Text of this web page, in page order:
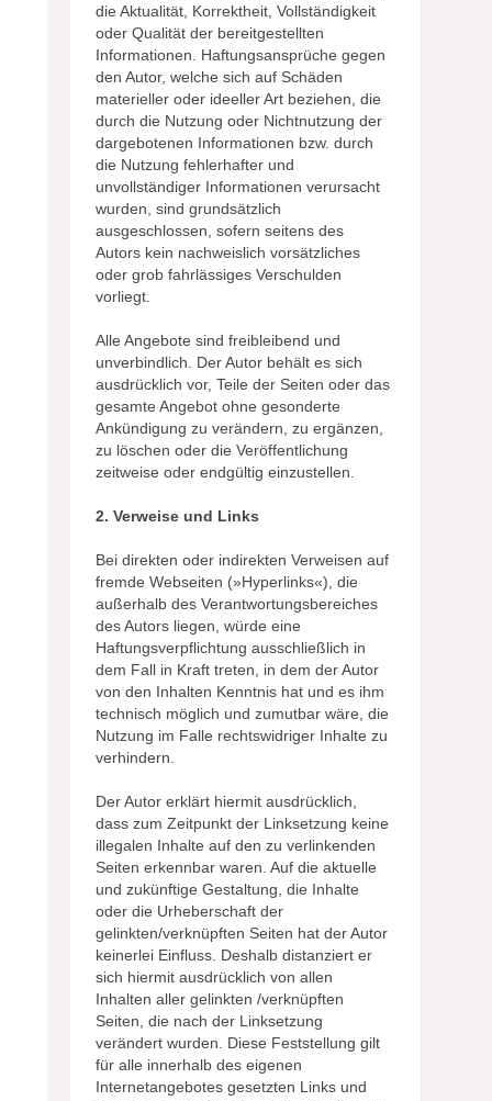
die Aktualität, Korrektheit, Vollständigkeit
oder Qualität der bereitgestellten
Informationen. Haftungsansprüche gegen
den Autor, welche sich auf Schäden
materieller oder ideeller Art beziehen, die
durch die Nutzung oder Nichtnutzung der
dargebotenen Informationen bzw. durch
die Nutzung fehlerhafter und
unvollständiger Informationen verursacht
wurden, sind grundsätzlich
ausgeschlossen, sofern seitens des
Autors kein nachweislich vorsätzliches
oder grob fahrlässiges Verschulden
vorliegt.
Alle Angebote sind freibleibend und
unverbindlich. Der Autor behält es sich
ausdrücklich vor, Teile der Seiten oder das
gesamte Angebot ohne gesonderte
Ankündigung zu verändern, zu ergänzen,
zu löschen oder die Veröffentlichung
zeitweise oder endgültig einzustellen.
2. Verweise und Links
Bei direkten oder indirekten Verweisen auf
fremde Webseiten (»Hyperlinks«), die
außerhalb des Verantwortungsbereiches
des Autors liegen, würde eine
Haftungsverpflichtung ausschließlich in
dem Fall in Kraft treten, in dem der Autor
von den Inhalten Kenntnis hat und es ihm
technisch möglich und zumutbar wäre, die
Nutzung im Falle rechtswidriger Inhalte zu
verhindern.
Der Autor erklärt hiermit ausdrücklich,
dass zum Zeitpunkt der Linksetzung keine
illegalen Inhalte auf den zu verlinkenden
Seiten erkennbar waren. Auf die aktuelle
und zukünftige Gestaltung, die Inhalte
oder die Urheberschaft der
gelinkten/verknüpften Seiten hat der Autor
keinerlei Einfluss. Deshalb distanziert er
sich hiermit ausdrücklich von allen
Inhalten aller gelinkten /verknüpften
Seiten, die nach der Linksetzung
verändert wurden. Diese Feststellung gilt
für alle innerhalb des eigenen
Internetangebotes gesetzten Links und